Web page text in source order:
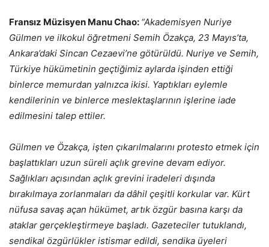
Fransız Müzisyen Manu Chao: “Akademisyen Nuriye
Gülmen ve ilkokul öğretmeni Semih Özakça, 23 Mayıs’ta,
Ankara’daki Sincan Cezaevi’ne götürüldü. Nuriye ve Semih,
Türkiye hükümetinin geçtiğimiz aylarda işinden ettiği
binlerce memurdan yalnızca ikisi. Yaptıkları eylemle
kendilerinin ve binlerce meslektaşlarının işlerine iade
edilmesini talep ettiler.
Gülmen ve Özakça, işten çıkarılmalarını protesto etmek için
başlattıkları uzun süreli açlık grevine devam ediyor.
Sağlıkları açısından açlık grevini iradeleri dışında
bırakılmaya zorlanmaları da dâhil çeşitli korkular var. Kürt
nüfusa savaş açan hükümet, artık özgür basına karşı da
ataklar gerçekleştirmeye başladı. Gazeteciler tutuklandı,
sendikal özgürlükler istismar edildi, sendika üyeleri